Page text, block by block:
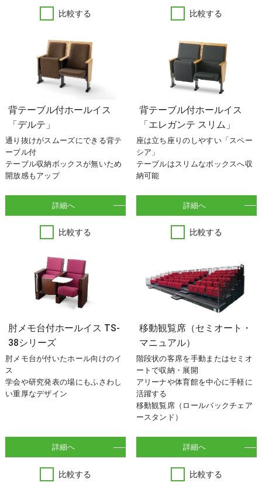
比較する 比較する
背テーブル付ホールイス
「デルテ」
通り抜けがスムーズにできる背テ
ーブル付
テーブル収納ボックスが無いため
開放感もアップ
詳細へ
比較する
背テーブル付ホールイス
「エレガンテ スリム」
座は立ち座りのしやすい「スペー
シア」
テーブルはスリムなボックスへ収
納可能
詳細へ
比較する
肘メモ台付ホールイス TS-
38シリーズ
肘メモ台が付いたホール向けのイ
ス
学会や研究発表の場にもふさわし
い重厚なデザイン
詳細へ
比較する
移動観覧席（セミオート・
マニュアル）
階段状の客席を手動またはセミオ
ートで収納・展開
アリーナや体育館を中心に手軽に
活躍する
移動観覧席（ロールバックチェア
ースタンド）
詳細へ
比較する